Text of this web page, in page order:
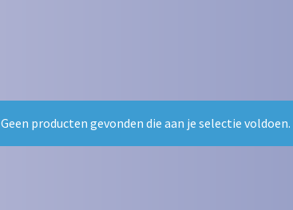
Geen producten gevonden die aan je selectie voldoen.